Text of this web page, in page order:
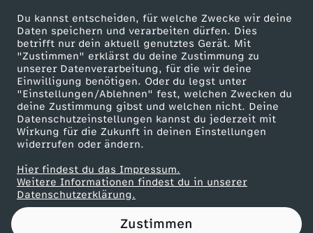
Du kannst entscheiden, für welche Zwecke wir deine
Daten speichern und verarbeiten dürfen. Dies
betrifft nur dein aktuell genutztes Gerät. Mit
"Zustimmen" erklärst du deine Zustimmung zu
unserer Datenverarbeitung, für die wir deine
Einwilligung benötigen. Oder du legst unter
"Einstellungen/Ablehnen" fest, welchen Zwecken du
deine Zustimmung gibst und welchen nicht. Deine
Datenschutzeinstellungen kannst du jederzeit mit
Wirkung für die Zukunft in deinen Einstellungen
widerrufen oder ändern.
Hier findest du das Impressum.
Weitere Informationen findest du in unserer
Datenschutzerklärung.
Zustimmen
ZDF goes Schule
Werbefernsehen
Mainzelmännchen
Partner